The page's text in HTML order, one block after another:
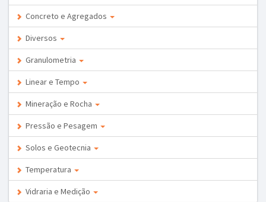
Concreto e Agregados
Diversos
Granulometria
Linear e Tempo
Mineração e Rocha
Pressão e Pesagem
Solos e Geotecnia
Temperatura
Vidraria e Medição